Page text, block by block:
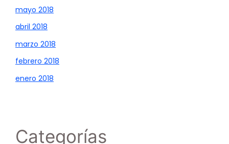
mayo 2018
abril 2018
marzo 2018
febrero 2018
enero 2018
Categorías